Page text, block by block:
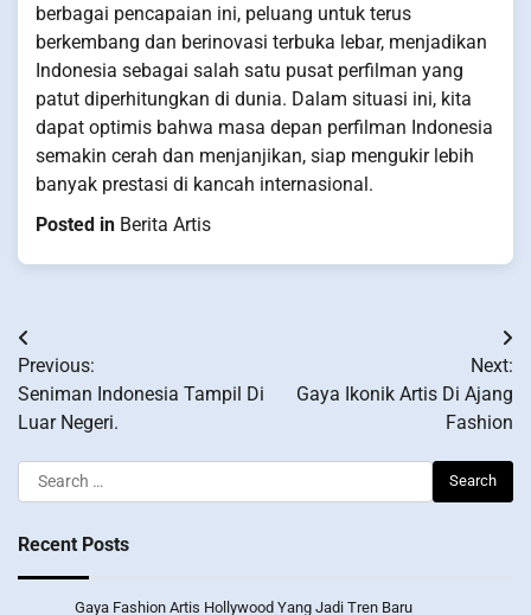
berbagai pencapaian ini, peluang untuk terus
berkembang dan berinovasi terbuka lebar, menjadikan
Indonesia sebagai salah satu pusat perfilman yang
patut diperhitungkan di dunia. Dalam situasi ini, kita
dapat optimis bahwa masa depan perfilman Indonesia
semakin cerah dan menjanjikan, siap mengukir lebih
banyak prestasi di kancah internasional.
Posted in Berita Artis
Post
navigation
Previous:
Seniman Indonesia Tampil Di
Luar Negeri.
Next:
Gaya Ikonik Artis Di Ajang
Fashion
Search
for:
Recent Posts
Gaya Fashion Artis Hollywood Yang Jadi Tren Baru